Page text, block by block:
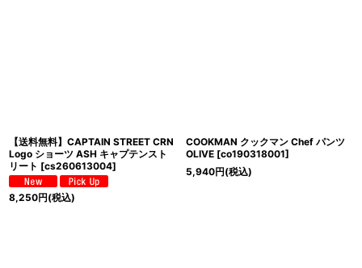
【送料無料】CAPTAIN STREET CRN
Logo ショーツ ASH キャプテンスト
リート [cs260613004]
8,250円(税込)
COOKMAN クックマン Chef パンツ
OLIVE [co190318001]
5,940円(税込)